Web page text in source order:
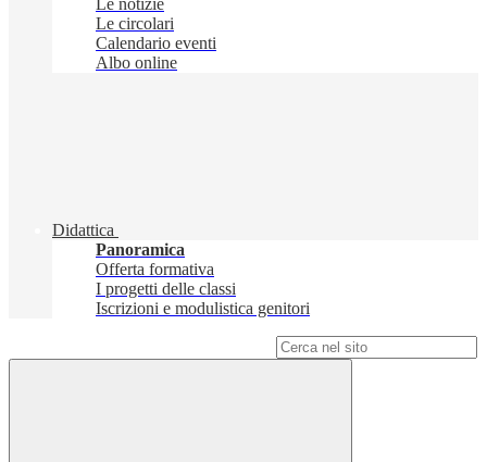
Le notizie
Le circolari
Calendario eventi
Albo online
Didattica
Panoramica
Offerta formativa
I progetti delle classi
Iscrizioni e modulistica genitori